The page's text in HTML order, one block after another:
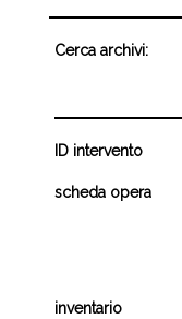
Cerca archivi:
ID intervento
scheda opera
inventario